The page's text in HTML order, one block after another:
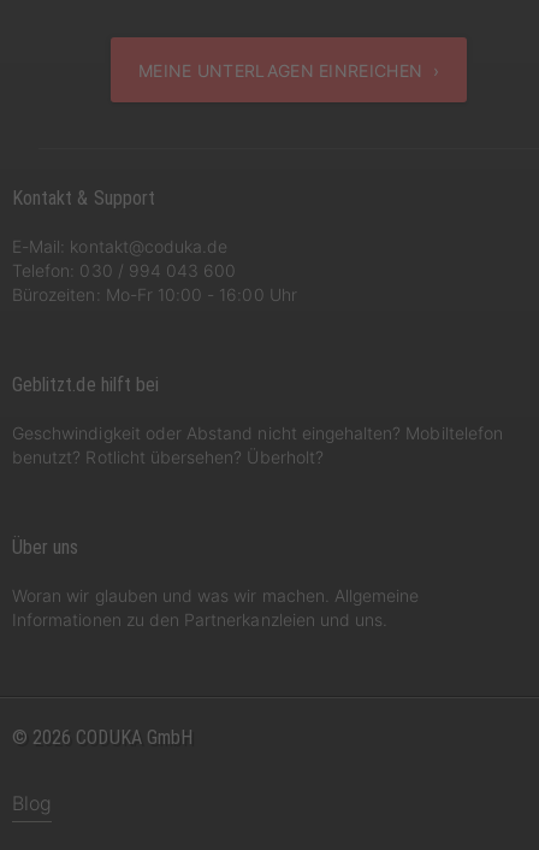
MEINE UNTERLAGEN EINREICHEN ›
Kontakt & Support
E-Mail: kontakt@coduka.de
Telefon: 030 / 994 043 600
Bürozeiten: Mo-Fr 10:00 - 16:00 Uhr
Geblitzt.de hilft bei
Geschwindigkeit oder Abstand nicht eingehalten? Mobiltelefon
benutzt? Rotlicht übersehen? Überholt?
Über uns
Woran wir glauben und was wir machen. Allgemeine
Informationen zu den Partnerkanzleien und uns.
© 2026 CODUKA GmbH
Blog